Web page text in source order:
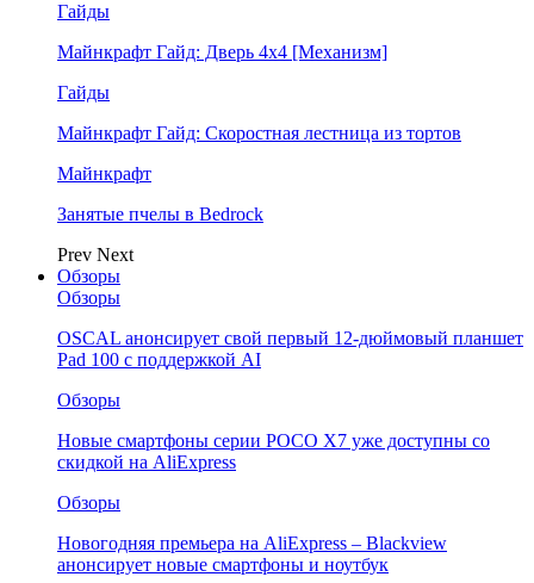
Гайды
Майнкрафт Гайд: Дверь 4х4 [Механизм]
Гайды
Майнкрафт Гайд: Скоростная лестница из тортов
Майнкрафт
Занятые пчелы в Bedrock
Prev Next
Обзоры
Обзоры
OSCAL анонсирует свой первый 12-дюймовый планшет
Pad 100 с поддержкой AI
Обзоры
Новые смартфоны серии POCO X7 уже доступны со
скидкой на AliExpress
Обзоры
Новогодняя премьера на AliExpress – Blackview
анонсирует новые смартфоны и ноутбук